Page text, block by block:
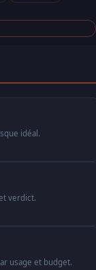
idéal.
verdict.
usage et budget.